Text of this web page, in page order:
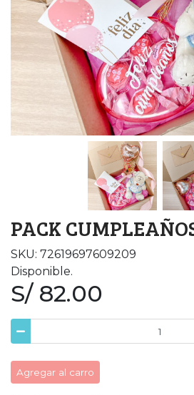
PACK
SKU: 72619697609209
Disponible.
S/ 82.00
Agregar al carro